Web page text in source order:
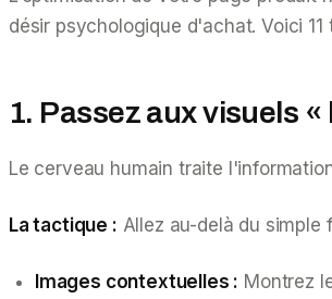
désir psychologique d'achat. Voici
1. Passez aux visuels
Le cerveau humain traite
La tactique : Allez au-delà du simple
Images contextuelles : Montrez